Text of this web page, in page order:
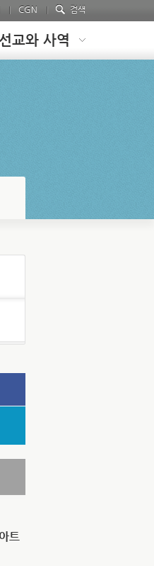
CGN 검색
선교와 사역
트